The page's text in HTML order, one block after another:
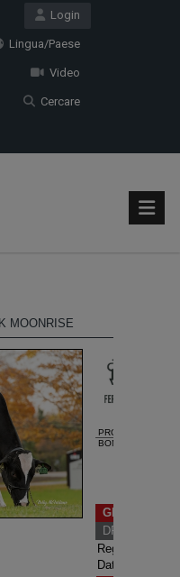
Login
Lingua/Paese
Video
Cercare